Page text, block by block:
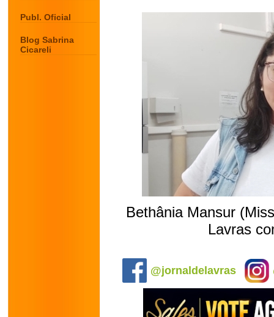
Publ. Oficial
Blog Sabrina
Cicareli
Bethânia Mansur
Lavras
@jornaldelavras